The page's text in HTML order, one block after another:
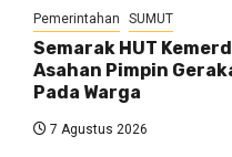
Pemerintahan SUMUT
Semarak HUT
Asahan Pimpin
Pada Warga
7 Agustus 2026